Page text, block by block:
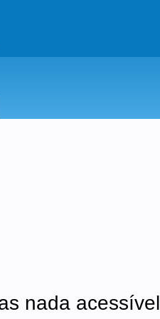
nada acessível